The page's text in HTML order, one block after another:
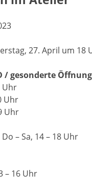
27. April um 18
/ gesonderte
Uhr
Uhr
Uhr
Do – Sa, 14 – 18 Uhr
– 16 Uhr